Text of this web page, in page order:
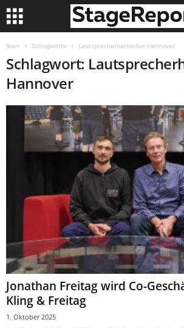
Start Schlagworte Lautsprecherhersteller Hannover
Schlagwort:
Hannover
Jonathan Freitag wird Co-
Kling & Freitag
1. Oktober 2025